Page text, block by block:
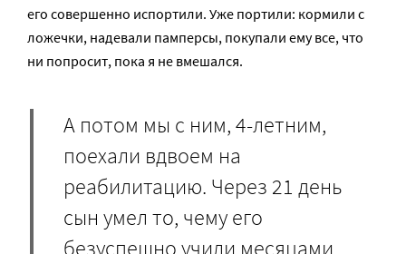
его совершенно испортили. Уже портили: кормили с
ложечки, надевали памперсы, покупали ему все, что
ни попросит, пока я не вмешался.
А потом мы с ним, 4-летним,
поехали вдвоем на
реабилитацию. Через 21 день
сын умел то, чему его
безуспешно учили месяцами.